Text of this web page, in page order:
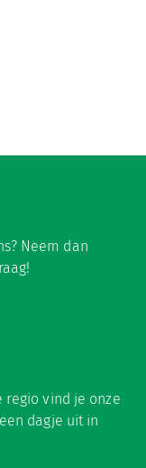
Neem dan
vind je onze
dagje uit in